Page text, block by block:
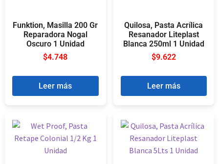
Funktion, Masilla 200 Gr
Reparadora Nogal
Oscuro 1 Unidad
$4.748
Leer más
Quilosa, Pasta Acrílica
Resanador Liteplast
Blanca 250ml 1 Unidad
$9.622
Leer más